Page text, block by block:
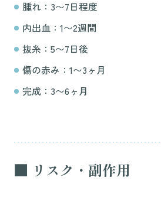
腫れ：3〜7日程度
内出血：1〜2週間
抜糸：5〜7日後
傷の赤み：1〜3ヶ月
完成：3〜6ヶ月
■ リスク・副作用